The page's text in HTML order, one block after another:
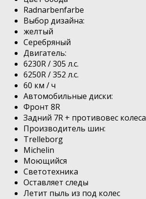
Radnarbenfarbe
Выбор дизайна:
желтый
Серебряный
Двигатель:
6230R / 305 л.с.
6250R / 352 л.с.
60 км / ч
Автомобильные диски:
Фронт 8R
Задний 7R + противовес колеса
Производитель шин:
Trelleborg
Michelin
Моющийся
Светотехника
Оставляет следы
Летит пыль из под колес